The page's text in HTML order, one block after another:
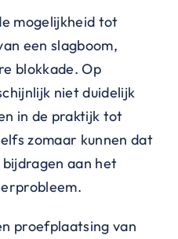
mogelijkheid tot
een slagboom,
blokkade. Op
niet duidelijk
in de praktijk tot
zomaar kunnen dat
aan het
proefplaatsing van